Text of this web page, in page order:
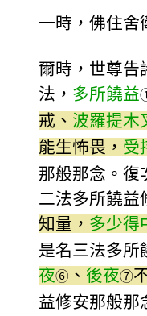
一時，佛住舍
爾時，世尊告
法， 多所饒益
戒、 波羅提木
能生怖畏， 受
那般那念。復
二法多所饒益
知量， 多少得
是名三法多所
夜⑥ 、 後夜⑦
益修安那般那